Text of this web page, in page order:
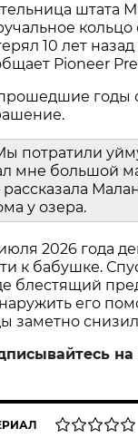
штата
кольцо
10 лет
Pioneer
годы
потратили
мне большой
у озера.
2026 года
к бабушке.
блестящий
его
заметно